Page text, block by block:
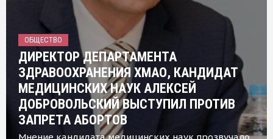
ОБЩЕСТВО
ДИРЕКТОР ДЕПАРТАМЕНТА
ЗДРАВООХРАНЕНИЯ ХМАО, КАНДИДАТ
МЕДИЦИНСКИХ НАУК АЛЕКСЕЙ
ДОБРОВОЛЬСКИЙ ВЫСТУПИЛ ПРОТИВ
ЗАПРЕТА АБОРТОВ